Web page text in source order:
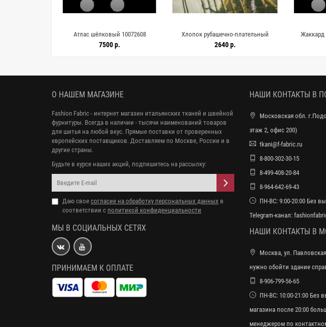
Атлас шёлковый 10072608
7500 р.
Хлопок рубашечно-плательный
ICEBERG H9/4 A70 10072606
2640 р.
Жаккард
О НАШЕМ МАГАЗИНЕ
Fashion Fabric - интернет магазин итальянских тканей и швейной
фурнитуры. Всегда в наличии - тысячи наименований товаров
для шитья на любой вкус. Прямые поставки от проверенных
европейских поставщиков. Доставляем по Москве, России и в
другие страны.
Будьте в курсе наших акций, подпишитесь на рассылку:
Даю свое согласие на обработку персональных данных в
соответствии с политикой конфиденциальности
МЫ В СОЦИАЛЬНЫХ СЕТЯХ
ПРИНИМАЕМ К ОПЛАТЕ
НАШИ КОНТАКТЫ В
Московская обл.
этаж 2, офис 200)
tkani@f-fabric.ru
8-800-302-30-15
8-499-408-20-84
8-964-642-69-43
ПН-ВС: 9:00-20:00 Без
Telegram-канал:
НАШИ КОНТАКТЫ В
Москва, ул.
нужно обойти здание
8-906-799-56-65
ПН-ВС: 10:00-21:00 Без
магазина после 20:00
менеджером по